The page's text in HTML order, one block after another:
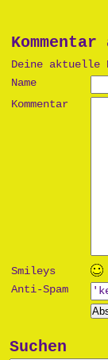
Kommentar
Deine aktuelle
Name
Kommentar
Smileys
Anti-Spam
Suchen